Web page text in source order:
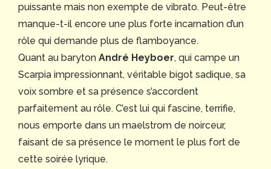
puissante mais non exempte de vibrato. Peut-être
manque-t-il encore une plus forte incarnation d’un
rôle qui demande plus de flamboyance.
Quant au baryton André Heyboer, qui campe un
Scarpia impressionnant, véritable bigot sadique, sa
voix sombre et sa présence s’accordent
parfaitement au rôle. C’est lui qui fascine, terrifie,
nous emporte dans un maelstrom de noirceur,
faisant de sa présence le moment le plus fort de
cette soirée lyrique.